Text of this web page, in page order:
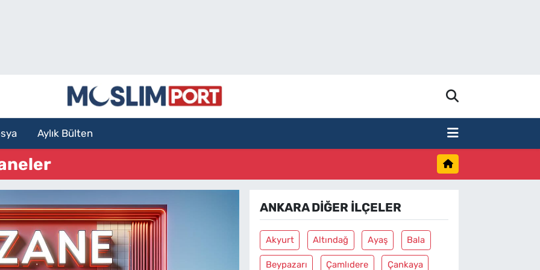
Aylık Bülten
ANKARA DIĞER İLÇELER
Akyurt Altındağ Ayaş Bala
Beypazarı Çamlıdere Çankaya